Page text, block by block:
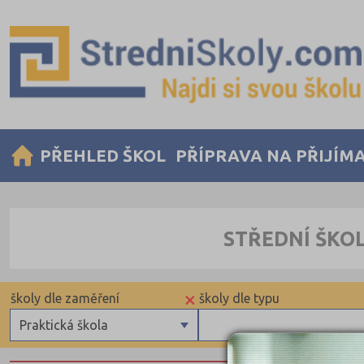
PŘEHLED ŠKOL PŘÍPRAVA NA
STŘEDNÍ
školy dle typu
×
Praktická škola
školy dle zaměření